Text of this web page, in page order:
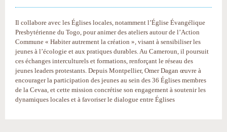
Il collabore avec les Églises locales, notamment l’Église Évangélique
Presbytérienne du Togo, pour animer des ateliers autour de l’Action
Commune « Habiter autrement la création », visant à sensibiliser les
jeunes à l’écologie et aux pratiques durables. Au Cameroun, il poursuit
ces échanges interculturels et formations, renforçant le réseau des
jeunes leaders protestants. Depuis Montpellier, Omer Dagan œuvre à
encourager la participation des jeunes au sein des 36 Églises membres
de la Cevaa, et cette mission concrétise son engagement à soutenir les
dynamiques locales et à favoriser le dialogue entre Églises